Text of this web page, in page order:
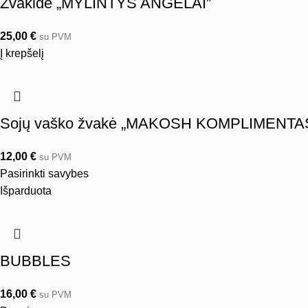
25,00 € su PVM
Į krepšelį
Sojų vaško žvakė „MAKOSH
12,00 € su PVM
Pasirinkti savybes
Išparduota
BUBBLES
16,00 € su PVM